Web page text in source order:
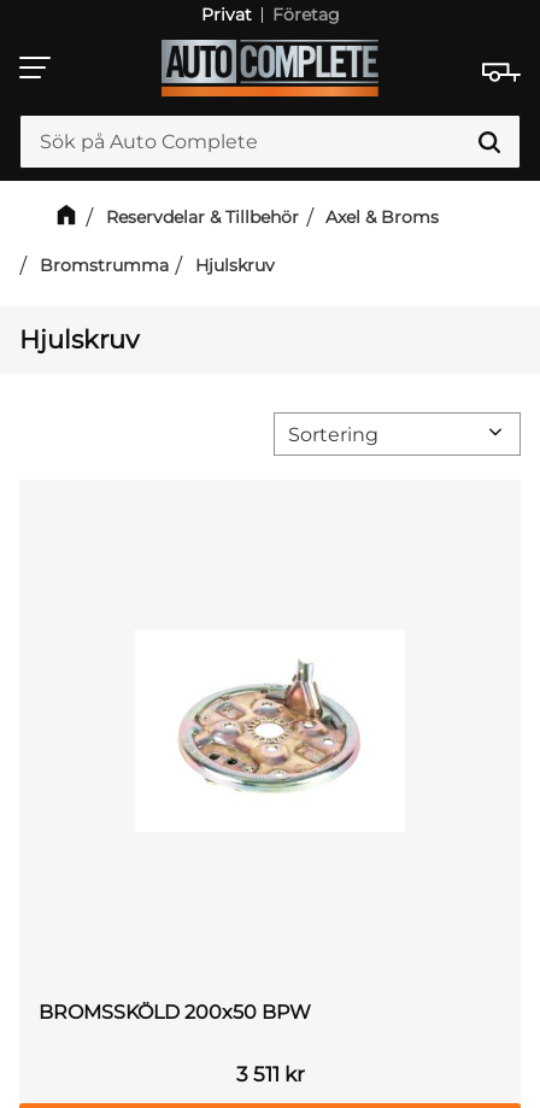
Meny
Privat Företag
Reservdelar & Tillbehör Axel & Broms
Bromstrumma Hjulskruv
Hjulskruv
Välj sortering
BROMSSKÖLD 200x50 BPW
3 511 kr